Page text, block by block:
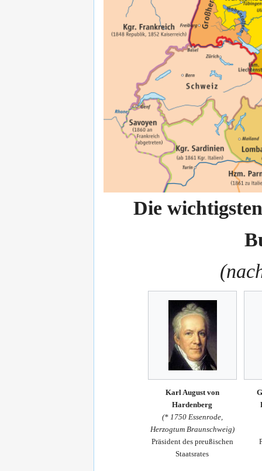
Die
Karl August von
Hardenberg
(* 1750 Essenrode,
Herzogtum Braunschweig)
Präsident des preußischen
Staatsrates